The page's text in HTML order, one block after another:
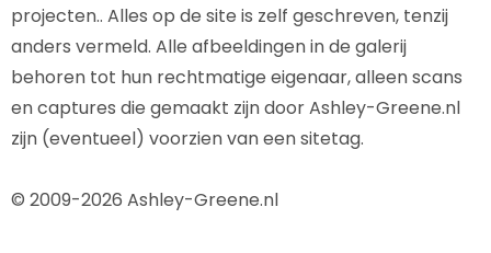
projecten.. Alles op de site is zelf geschreven, tenzij
anders vermeld. Alle afbeeldingen in de galerij
behoren tot hun rechtmatige eigenaar, alleen scans
en captures die gemaakt zijn door Ashley-Greene.nl
zijn (eventueel) voorzien van een sitetag.
© 2009-2026 Ashley-Greene.nl